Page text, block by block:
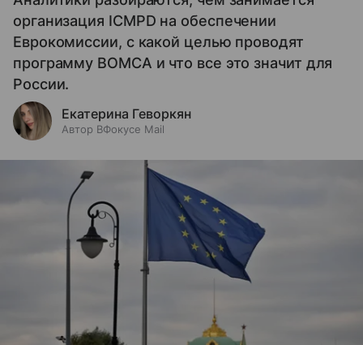
организация ICMPD на обеспечении
Еврокомиссии, с какой целью проводят
программу BOMCA и что все это значит для
России.
Екатерина Геворкян
Автор ВФокусе Mail